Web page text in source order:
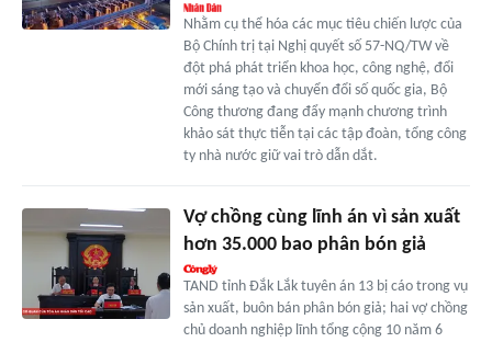
Nhằm cụ thể hóa các mục tiêu chiến lược của
Bộ Chính trị tại Nghị quyết số 57-NQ/TW về
đột phá phát triển khoa học, công nghệ, đổi
mới sáng tạo và chuyển đổi số quốc gia, Bộ
Công thương đang đẩy mạnh chương trình
khảo sát thực tiễn tại các tập đoàn, tổng công
ty nhà nước giữ vai trò dẫn dắt.
Vợ chồng cùng lĩnh án vì sản xuất
hơn 35.000 bao phân bón giả
TAND tỉnh Đắk Lắk tuyên án 13 bị cáo trong vụ
sản xuất, buôn bán phân bón giả; hai vợ chồng
chủ doanh nghiệp lĩnh tổng cộng 10 năm 6